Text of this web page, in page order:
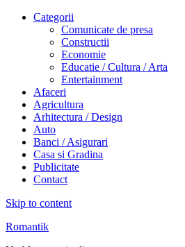
Categorii
Comunicate de presa
Constructii
Economie
Educatie / Cultura / Arta
Entertainment
Afaceri
Agricultura
Arhitectura / Design
Auto
Banci / Asigurari
Casa si Gradina
Publicitate
Contact
Skip to content
Romantik